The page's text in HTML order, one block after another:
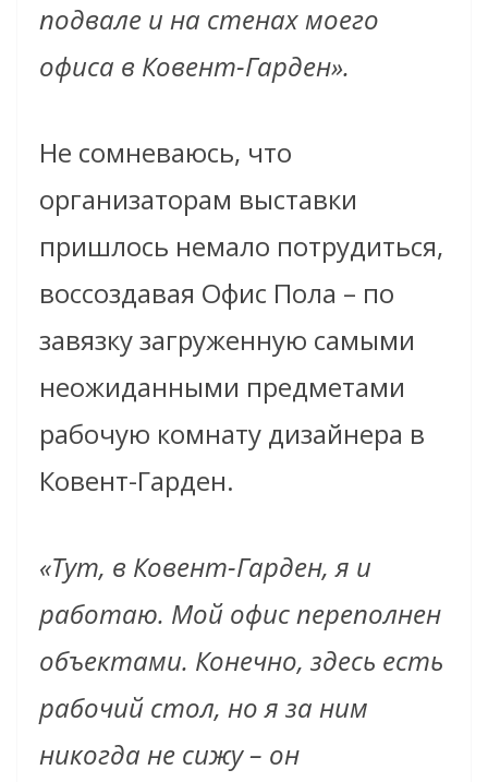
подвале и на стенах моего
офиса в Ковент-Гарден».
Не сомневаюсь, что
организаторам выставки
пришлось немало потрудиться,
воссоздавая Офис Пола – по
завязку загруженную самыми
неожиданными предметами
рабочую комнату дизайнера в
Ковент-Гарден.
«Тут, в Ковент-Гарден, я и
работаю. Мой офис переполнен
объектами. Конечно, здесь есть
рабочий стол, но я за ним
никогда не сижу – он